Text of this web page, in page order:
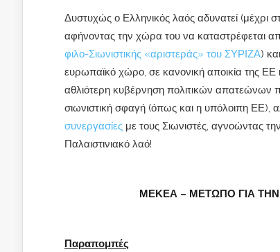
Δυστυχώς ο Ελληνικός λαός αδυνατεί (μέχρι
αφήνοντας την χώρα του να καταστρέφεται
φιλο-Σιωνιστικής «αριστεράς» του ΣΥΡΙΖΑ)
ευρωπαϊκό χώρο, σε κανονική αποικία της ΕΕ
αθλιότερη κυβέρνηση πολιτικών απατεώνων
σιωνιστική σφαγή (όπως και η υπόλοιπη ΕΕ),
συνεργασίες με τους Σιωνιστές, αγνοώντας
Παλαιστινιακό λαό!
ΜΕΚΕΑ – ΜΕΤΩΠΟ ΓΙΑ
Παραπομπές